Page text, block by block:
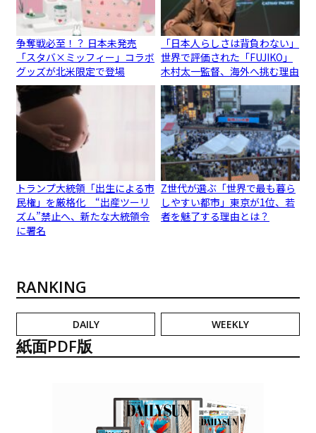
争奪戦必至！？ 日本未発売
「スタバ×ミッフィー」コラボ
グッズが北米限定で登場
「日本人らしさは背負わない」
世界で評価された「FUJIKO」
木村太一監督、海外へ挑む理由
トランプ大統領「出生による市
民権」を厳格化 “出産ツーリ
ズム”禁止へ、新たな大統領令
に署名
Z世代が選ぶ「世界で最も暮ら
しやすい都市」東京が1位、若
者を魅了する理由とは？
RANKING
DAILY WEEKLY
紙面PDF版